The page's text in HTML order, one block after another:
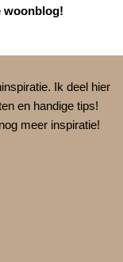
woonblog!
Ik deel hier
en handige tips!
meer inspiratie!